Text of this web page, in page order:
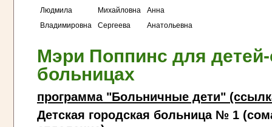
Людмила
Владимировна
Михайловна
Сергеева
Анна
Анатольевна
Мэри Поппинс для детей-
больницах
программа "Больничные дети"
Детская городская больница № 1